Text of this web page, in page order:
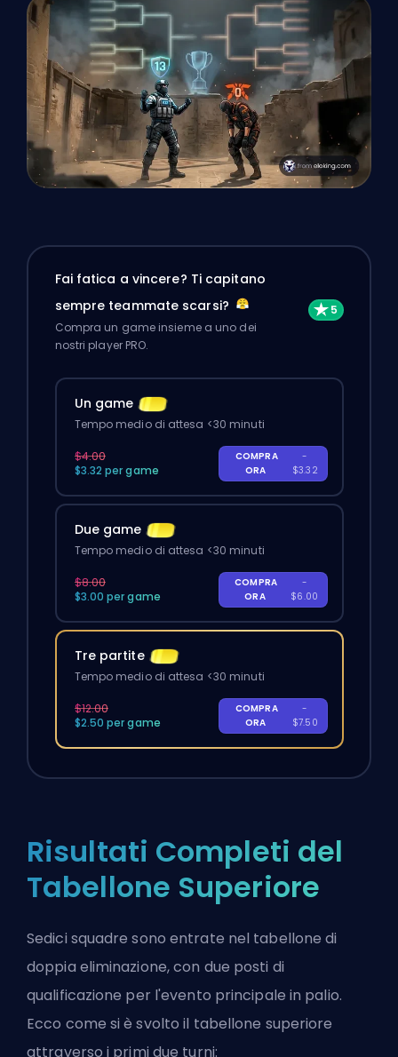
Fai fatica a vincere? Ti capitano
sempre teammate scarsi?
Compra un game insieme a uno dei
nostri player PRO.
Un game
Tempo medio di attesa <30 minuti
$4.00
$3.32 per game
COMPRA
ORA
-
$3.32
Due game
Tempo medio di attesa <30 minuti
$8.00
$3.00 per game
COMPRA
ORA
-
$6.00
Tre partite
Tempo medio di attesa <30 minuti
$12.00
$2.50 per game
COMPRA
ORA
-
$7.50
Risultati Completi del
Tabellone Superiore
Sedici squadre sono entrate nel tabellone di
doppia eliminazione, con due posti di
qualificazione per l'evento principale in palio.
Ecco come si è svolto il tabellone superiore
attraverso i primi due turni: